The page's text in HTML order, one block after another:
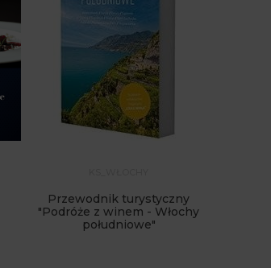
Przewodnik turystyczny
"Podróże z winem - Włochy
południowe"